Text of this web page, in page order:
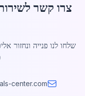
צרו קשר
שלחו לנו פנייה ונחזור
center.com